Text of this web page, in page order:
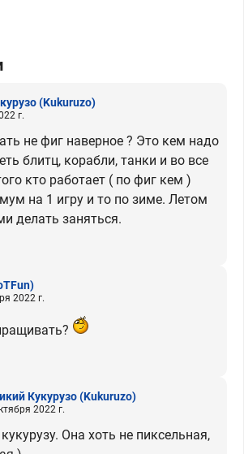
(Kukuruzo)
г.
не фиг наверное ? Это кем надо
блитц, корабли, танки и во все
кто работает ( по фиг кем )
на 1 игру и то по зиме. Летом
делать заняться.
2022 г.
Кукурузо(Kukuruzo)
2022 г.
Она хоть не пиксельная,